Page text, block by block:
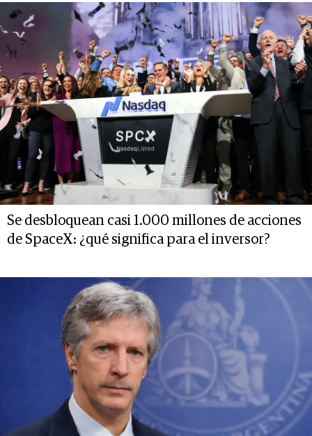
Se desbloquean casi 1.000 millones de acciones
de SpaceX: ¿qué significa para el inversor?